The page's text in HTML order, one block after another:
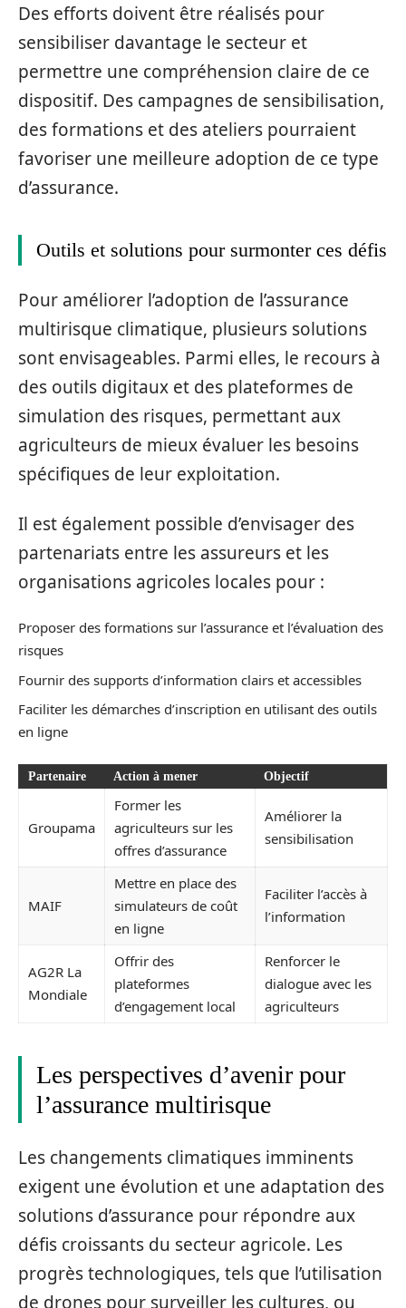
Des efforts doivent être réalisés pour
sensibiliser davantage le secteur et
permettre une compréhension claire de ce
dispositif. Des campagnes de sensibilisation,
des formations et des ateliers pourraient
favoriser une meilleure adoption de ce type
d’assurance.
Outils et solutions pour surmonter ces défis
Pour améliorer l’adoption de l’assurance
multirisque climatique, plusieurs solutions
sont envisageables. Parmi elles, le recours à
des outils digitaux et des plateformes de
simulation des risques, permettant aux
agriculteurs de mieux évaluer les besoins
spécifiques de leur exploitation.
Il est également possible d’envisager des
partenariats entre les assureurs et les
organisations agricoles locales pour :
Proposer des formations sur l’assurance et l’évaluation des
risques
Fournir des supports d’information clairs et accessibles
Faciliter les démarches d’inscription en utilisant des outils
en ligne
Partenaire Action à mener Objectif
Groupama
Former les
agriculteurs sur les
offres d’assurance
Améliorer la
sensibilisation
MAIF
Mettre en place des
simulateurs de coût
en ligne
Faciliter l’accès à
l’information
AG2R La
Mondiale
Offrir des
plateformes
d’engagement local
Renforcer le
dialogue avec les
agriculteurs
Les perspectives d’avenir pour
l’assurance multirisque
Les changements climatiques imminents
exigent une évolution et une adaptation des
solutions d’assurance pour répondre aux
défis croissants du secteur agricole. Les
progrès technologiques, tels que l’utilisation
de drones pour surveiller les cultures, ou